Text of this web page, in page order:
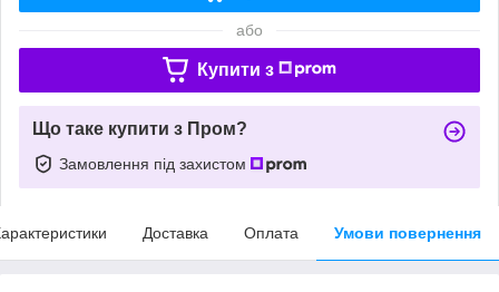
або
Купити з
Що таке купити з Пром?
Замовлення під захистом
Доставка Оплата Умови повернення